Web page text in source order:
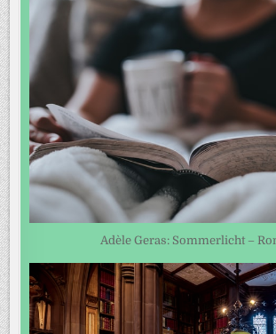
Adèle Geras: Sommerlicht –